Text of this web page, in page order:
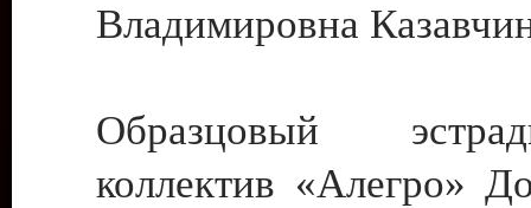
Владимировна
Образцовый
коллектив «Алегро»